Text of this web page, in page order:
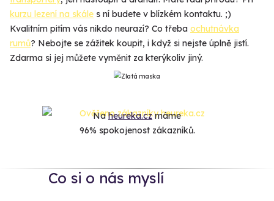
kurzu lezení na skále s ní budete v blízkém kontaktu. ;)
Kvalitním pitím vás nikdo neurazí? Co třeba ochutnávka
rumů? Nebojte se zážitek koupit, i když si nejste úplně jistí.
Zdarma si jej můžete vyměnit za kterýkoliv jiný.
Naheureka.czmáme
96% spokojenost zákazníků.
Co si o nás myslí